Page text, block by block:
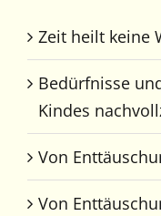
Zeit heilt keine
Bedürfnisse
Kindes
Von
Von